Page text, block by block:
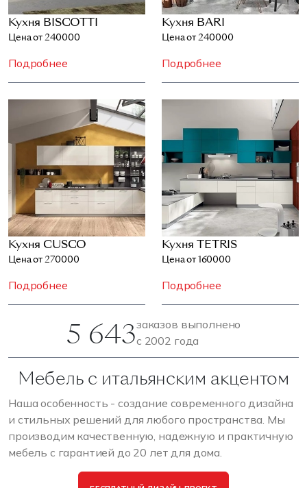
Кухня BISCOTTI
Цена от 240000
Подробнее
Кухня BARI
Цена от 240000
Подробнее
Кухня CUSCO
Цена от 270000
Подробнее
Кухня TETRIS
Цена от 160000
Подробнее
5 643заказов выполнено
с 2002 года
Мебель с итальянским акцентом
Наша особенность - создание современного дизайна
и стильных решений для любого пространства. Мы
производим качественную, надежную и практичную
мебель с гарантией до 20 лет для дома.